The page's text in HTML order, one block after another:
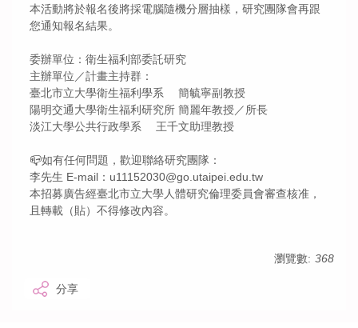
本活動將於報名後將採電腦隨機分層抽樣，研究團隊會再跟
您通知報名結果。
委辦單位：衛生福利部委託研究
主辦單位／計畫主持群：
臺北市立大學衛生福利學系 簡毓寧副教授
陽明交通大學衛生福利研究所 簡麗年教授／所長
淡江大學公共行政學系 王千文助理教授
📪如有任何問題，歡迎聯絡研究團隊：
李先生 E-mail：u11152030@go.utaipei.edu.tw
本招募廣告經臺北市立大學人體研究倫理委員會審查核准，
且轉載（貼）不得修改內容。
瀏覽數: 368
分享